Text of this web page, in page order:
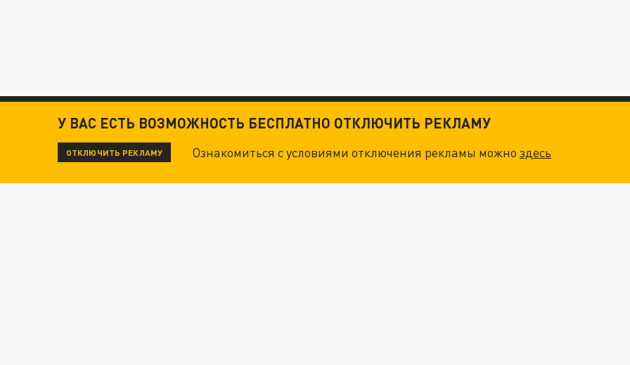
У ВАС ЕСТЬ ВОЗМОЖНОСТЬ БЕСПЛАТНО ОТКЛЮЧИТЬ РЕКЛАМУ
ОТКЛЮЧИТЬ РЕКЛАМУ Ознакомиться с условиями отключения рекламы можноздесь